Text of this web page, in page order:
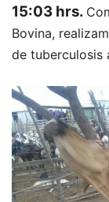
15:03 hrs.
Bovina,
de tuberculosis